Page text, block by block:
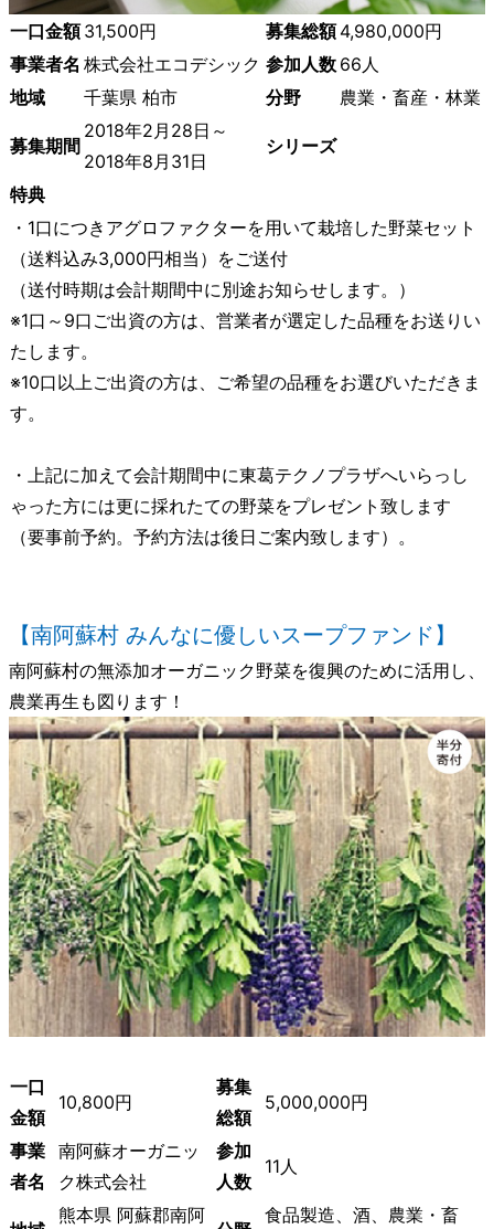
一口金額 31,500円 募集総額 4,980,000円
事業者名 株式会社エコデシック 参加人数 66人
地域
千葉県 柏市 分野 農業・畜産・林業
募集期間
2018年2月28日～
2018年8月31日
シリーズ
特典
・1口につきアグロファクターを用いて栽培した野菜セット
（送料込み3,000円相当）をご送付
（送付時期は会計期間中に別途お知らせします。）
※1口～9口ご出資の方は、営業者が選定した品種をお送りい
たします。
※10口以上ご出資の方は、ご希望の品種をお選びいただきま
す。
・上記に加えて会計期間中に東葛テクノプラザへいらっし
ゃった方には更に採れたての野菜をプレゼント致します
（要事前予約。予約方法は後日ご案内致します）。
【南阿蘇村 みんなに優しいスープファンド】
南阿蘇村の無添加オーガニック野菜を復興のために活用し、
農業再生も図ります！
一口
金額
10,800円
募集
総額
5,000,000円
事業
者名
南阿蘇オーガニッ
ク株式会社
参加
人数
11人
熊本県 阿蘇郡南阿 食品製造、酒、農業・畜